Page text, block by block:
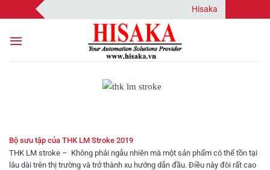
qua
nội
Hisaka | Your
Bộ sưu tập của THK LM Stroke 2019
THK LM stroke – Không phải ngẫu nhiên mà một sản phẩm có thể tồn tại
lâu dài trên thị trường và trở thành xu hướng dẫn đầu. Điều này đòi rất cao